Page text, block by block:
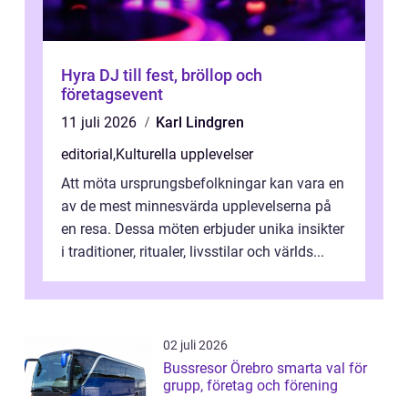
Hyra DJ till fest, bröllop och
företagsevent
11 juli 2026
Karl Lindgren
editorial,Kulturella upplevelser
Att möta ursprungsbefolkningar kan vara en
av de mest minnesvärda upplevelserna på
en resa. Dessa möten erbjuder unika insikter
i traditioner, ritualer, livsstilar och världs...
02 juli 2026
Bussresor Örebro smarta val för
grupp, företag och förening